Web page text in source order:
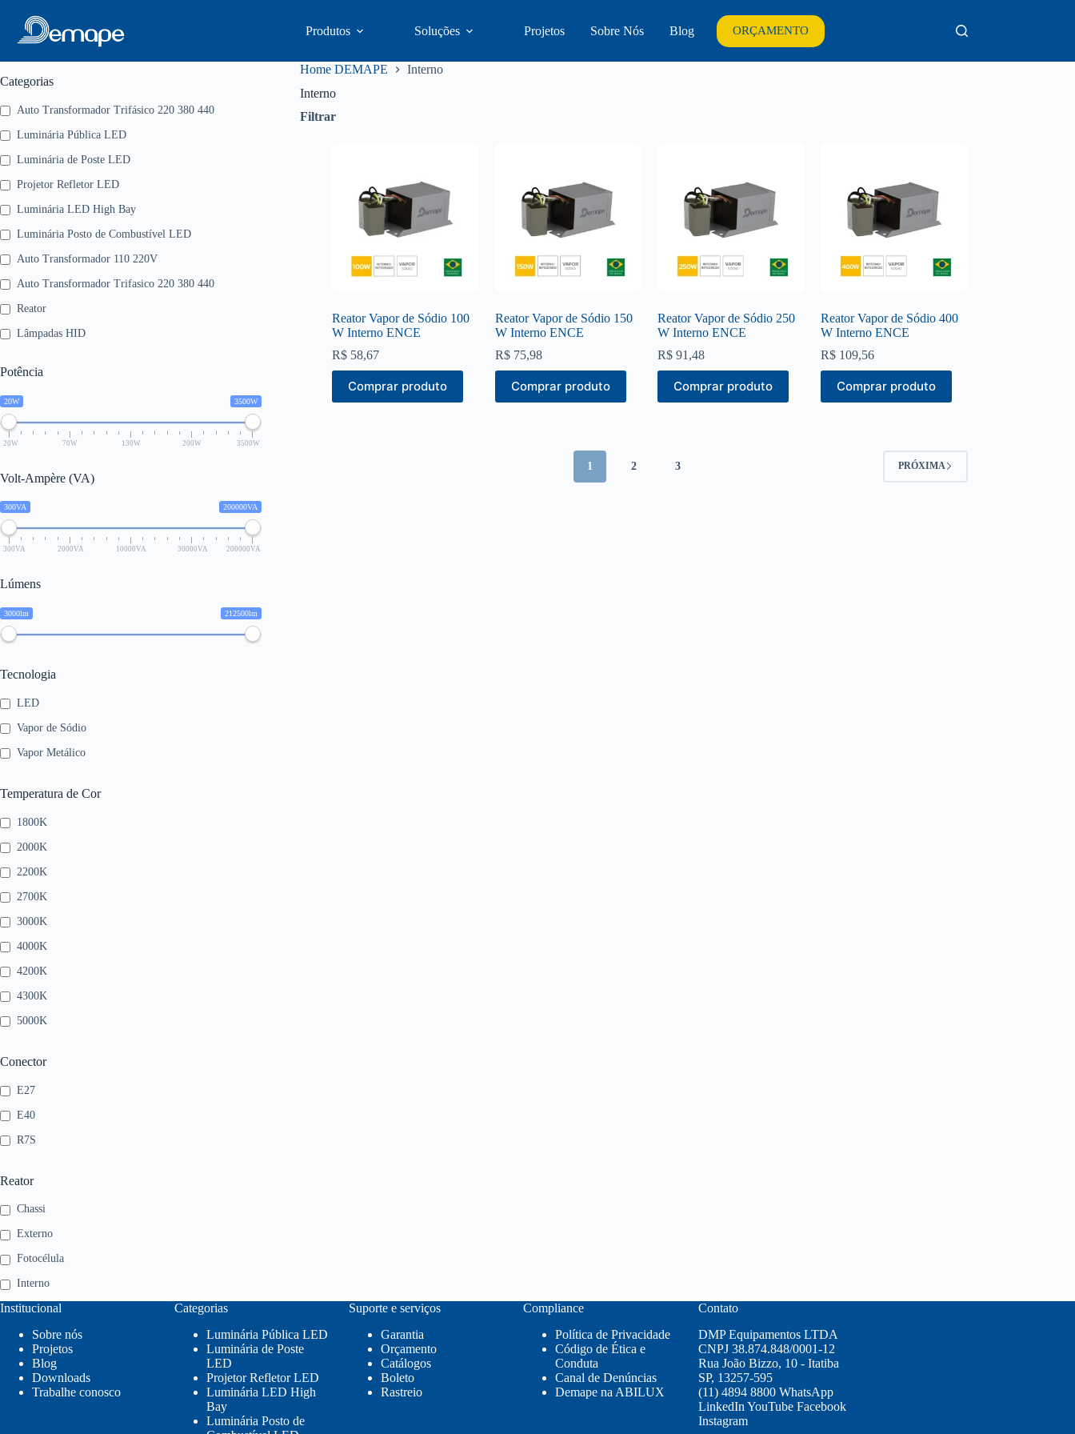
Produtos Soluções Projetos Sobre Nós Blog ORÇAMENTO
Home DEMAPE
Interno
Interno
Filtrar
Reator Vapor de Sódio 100
W Interno ENCE
R$58,67
Comprar produto
Reator Vapor de Sódio 150
W Interno ENCE
R$75,98
Comprar produto
Reator Vapor de Sódio 250
W Interno ENCE
R$ 91,48
Comprar produto
Reator Vapor de Sódio 400
W Interno ENCE
R$109,56
Comprar produto
1 2 3 PRÓXIMA
Categorias
Auto Transformador Trifásico 220 380 440
Luminária Pública LED
Luminária de Poste LED
Projetor Refletor LED
Luminária LED High Bay
Luminária Posto de Combustível LED
Auto Transformador 110 220V
Auto Transformador Trifasico 220 380 440
Reator
Lâmpadas HID
Potência
20W 3500W
20W 70W 130W 200W 3500W
Volt-Ampère (VA)
300VA 200000VA
300VA 2000VA 10000VA 30000VA 200000VA
Lúmens
3000lm 212500lm
Tecnologia
LED
Vapor de Sódio
Vapor Metálico
Temperatura de Cor
1800K
2000K
2200K
2700K
3000K
4000K
4200K
4300K
5000K
Conector
E27
E40
R7S
Reator
Chassi
Externo
Fotocélula
Interno
Institucional
Sobre nós
Projetos
Blog
Downloads
Trabalhe conosco
Categorias
Luminária Pública LED
Luminária de Poste
LED
Projetor Refletor LED
Luminária LED High
Bay
Luminária Posto de
Suporte e serviços
Garantia
Orçamento
Catálogos
Boleto
Rastreio
Compliance
Política de Privacidade
Código de Ética e
Conduta
Canal de Denúncias
Demape na ABILUX
Contato
DMP Equipamentos LTDA
CNPJ 38.874.848/0001-12
Rua João Bizzo, 10 - Itatiba
SP, 13257-595
(11) 4894 8800 WhatsApp
LinkedIn YouTube Facebook
Instagram